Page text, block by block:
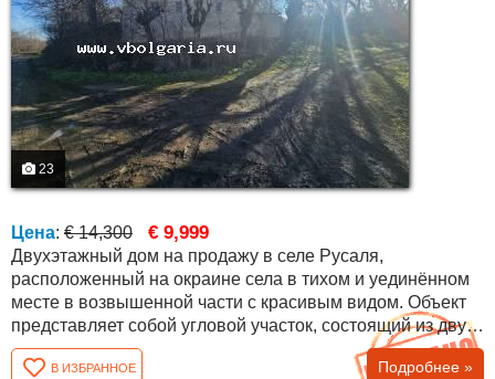
23
Цена: € 14,300 € 9,999
Двухэтажный дом на продажу в селе Русаля,
расположенный на окраине села в тихом и уединённом
месте в возвышенной части с красивым видом. Объект
представляет собой угловой участок, состоящий из двух
отдельных участков, граничащих друг с другом — один
площадью 700 кв.м, второй 450 кв.м. На участке
В ИЗБРАННОЕ Подробнее »